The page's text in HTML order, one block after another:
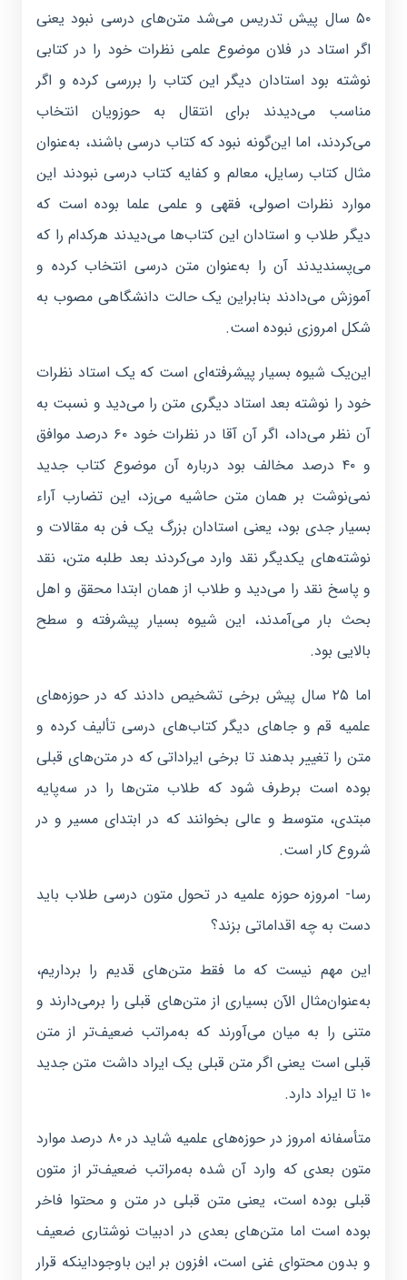
۵۰ سال پیش تدریس می‌شد متن‌های درسی نبود یعنی
اگر استاد در فلان موضوع علمی نظرات خود را در کتابی
نوشته بود استادان دیگر این کتاب را بررسی کرده و اگر
مناسب می‌دیدند برای انتقال به حوزویان انتخاب
می‌کردند، اما این‌گونه نبود که کتاب درسی باشند، به‌عنوان‌
مثال کتاب رسایل، معالم و کفایه کتاب درسی نبودند این
موارد نظرات اصولی، فقهی و علمی علما بوده است که
دیگر طلاب و استادان این کتاب‌ها می‌دیدند هرکدام را که
می‌پسندیدند آن را به‌عنوان متن درسی انتخاب کرده و
آموزش می‌دادند بنابراین یک حالت دانشگاهی مصوب به
شکل امروزی نبوده است.
این‌یک شیوه بسیار پیشرفته‌ای است که یک استاد نظرات
خود را نوشته بعد استاد دیگری متن را می‌دید و نسبت به
آن نظر می‌داد، اگر آن آقا در نظرات خود ۶۰ درصد موافق
و ۴۰ درصد مخالف بود درباره آن موضوع کتاب جدید
نمی‌نوشت بر همان متن حاشیه می‌زد، این تضارب آراء
بسیار جدی بود، یعنی استادان بزرگ یک فن به مقالات و
نوشته‌های یکدیگر نقد وارد می‌کردند بعد طلبه متن، نقد
و پاسخ نقد را می‌دید و طلاب از همان ابتدا محقق و اهل
بحث بار می‌آمدند، این شیوه بسیار پیشرفته و سطح
بالایی بود.
اما ۲۵ سال پیش برخی تشخیص دادند که در حوزه‌های
علمیه قم و جاهای دیگر کتاب‌های درسی تألیف کرده و
متن را تغییر بدهند تا برخی ایراداتی که در متن‌های قبلی
بوده است برطرف شود که طلاب متن‌ها را در سه‌پایه
مبتدی، متوسط و عالی بخوانند که در ابتدای مسیر و در
شروع کار است.
رسا- امروزه حوزه علمیه در تحول متون درسی طلاب باید
دست به چه اقداماتی بزند؟
این مهم نیست که ما فقط متن‌های قدیم را برداریم،
به‌عنوان‌مثال الآن بسیاری از متن‌های قبلی را برمی‌دارند و
متنی را به میان می‌آورند که به‌مراتب ضعیف‌تر از متن
قبلی است یعنی اگر متن قبلی یک ایراد داشت متن جدید
۱۰ تا ایراد دارد.
متأسفانه امروز در حوزه‌های علمیه شاید در ۸۰ درصد موارد
متون بعدی که وارد آن شده به‌مراتب ضعیف‌تر از متون
قبلی بوده است، یعنی متن قبلی در متن و محتوا فاخر
بوده است اما متن‌های بعدی در ادبیات نوشتاری ضعیف
و بدون محتوای غنی است، افزون بر این باوجوداینکه قرار